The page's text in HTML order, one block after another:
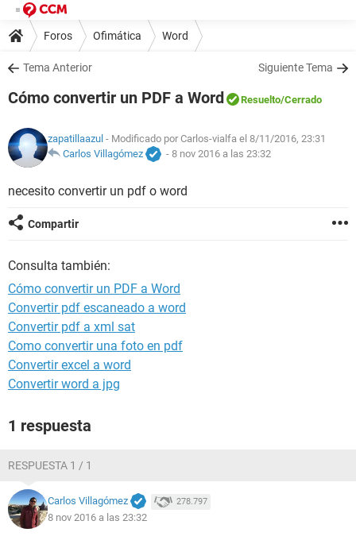
Foros Ofimática Word
Tema Anterior Siguiente Tema
Cómo convertir un PDF a Word Resuelto/Cerrado
zapatillaazul - Modificado por Carlos-vialfa el 8/11/2016, 23:31
Carlos Villagómez
- 8 nov 2016 a las 23:32
necesito convertir un pdf o word
Compartir
Consulta también:
Cómo convertir un PDF a Word
Convertir pdf escaneado a word
Convertir pdf a xml sat
Como convertir una foto en pdf
Convertir excel a word
Convertir word a jpg
1 respuesta
RESPUESTA 1 / 1
Carlos Villagómez 278.797
8 nov 2016 a las 23:32